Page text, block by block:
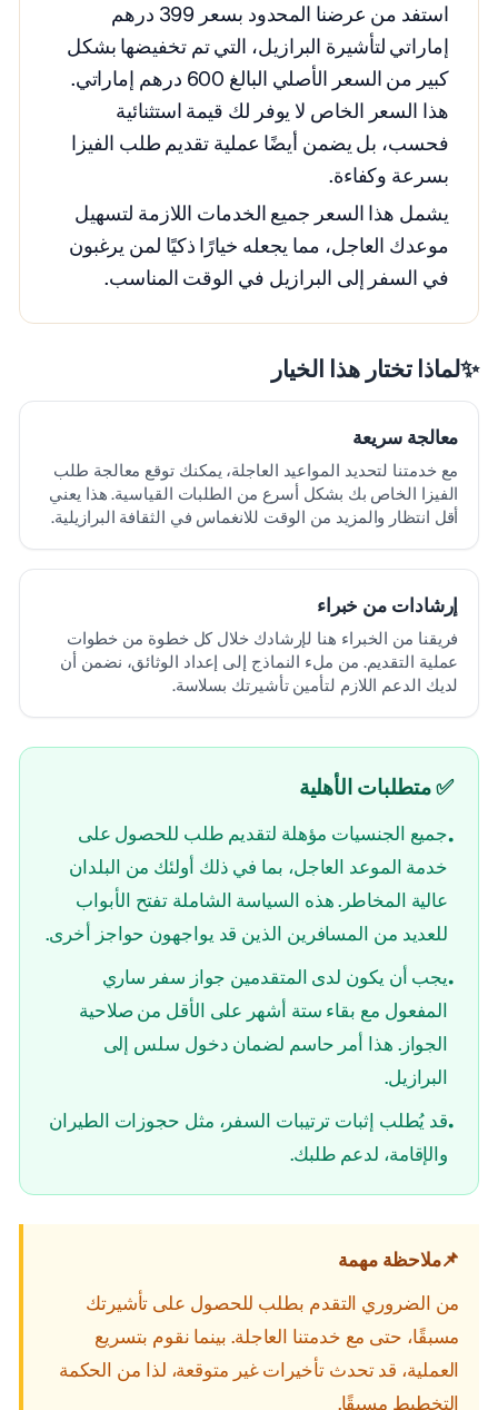
استفد من عرضنا المحدود بسعر 399 درهم
إماراتي لتأشيرة البرازيل، التي تم تخفيضها بشكل
كبير من السعر الأصلي البالغ 600 درهم إماراتي.
هذا السعر الخاص لا يوفر لك قيمة استثنائية
فحسب، بل يضمن أيضًا عملية تقديم طلب الفيزا
بسرعة وكفاءة.
يشمل هذا السعر جميع الخدمات اللازمة لتسهيل
موعدك العاجل، مما يجعله خيارًا ذكيًا لمن يرغبون
في السفر إلى البرازيل في الوقت المناسب.
✨لماذا تختار هذا الخيار
معالجة سريعة
مع خدمتنا لتحديد المواعيد العاجلة، يمكنك توقع معالجة طلب
الفيزا الخاص بك بشكل أسرع من الطلبات القياسية. هذا يعني
أقل انتظار والمزيد من الوقت للانغماس في الثقافة البرازيلية.
إرشادات من خبراء
فريقنا من الخبراء هنا لإرشادك خلال كل خطوة من خطوات
عملية التقديم. من ملء النماذج إلى إعداد الوثائق، نضمن أن
لديك الدعم اللازم لتأمين تأشيرتك بسلاسة.
✅ متطلبات الأهلية
•جميع الجنسيات مؤهلة لتقديم طلب للحصول على
خدمة الموعد العاجل، بما في ذلك أولئك من البلدان
عالية المخاطر. هذه السياسة الشاملة تفتح الأبواب
للعديد من المسافرين الذين قد يواجهون حواجز أخرى.
•يجب أن يكون لدى المتقدمين جواز سفر ساري
المفعول مع بقاء ستة أشهر على الأقل من صلاحية
الجواز. هذا أمر حاسم لضمان دخول سلس إلى
البرازيل.
•قد يُطلب إثبات ترتيبات السفر، مثل حجوزات الطيران
والإقامة، لدعم طلبك.
📌ملاحظة مهمة
من الضروري التقدم بطلب للحصول على تأشيرتك
مسبقًا، حتى مع خدمتنا العاجلة. بينما نقوم بتسريع
العملية، قد تحدث تأخيرات غير متوقعة، لذا من الحكمة
التخطيط مسبقًا.